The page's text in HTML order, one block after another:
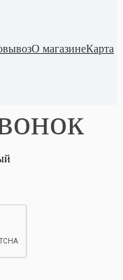
О магазинеКарта